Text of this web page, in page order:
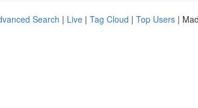
Search | Live | Tag Cloud | Top Users |